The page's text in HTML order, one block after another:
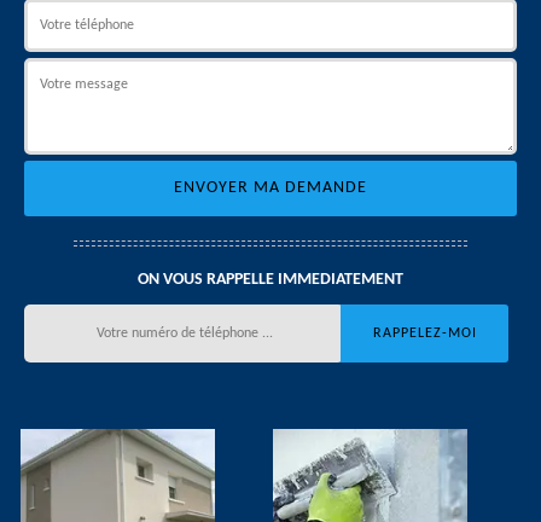
ON VOUS RAPPELLE IMMEDIATEMENT